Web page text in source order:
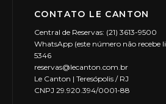
CONTATO LE CANTON
Central de Reservas: (21) 3613-9500
WhatsApp (este número não recebe
5346
reservas@lecanton.com.br
Le Canton | Teresópolis / RJ
CNPJ 29.920.394/0001-88